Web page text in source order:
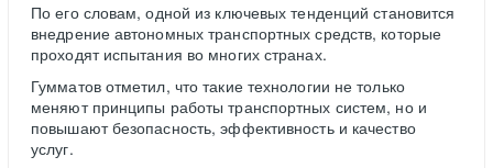
По его словам, одной из ключевых тенденций становится
внедрение автономных транспортных средств, которые
проходят испытания во многих странах.
Гумматов отметил, что такие технологии не только
меняют принципы работы транспортных систем, но и
повышают безопасность, эффективность и качество
услуг.